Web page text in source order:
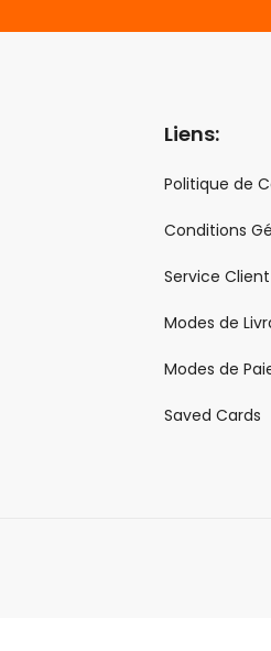
Liens:
Politique de
Conditions
Service Client
Modes de
Modes de
Saved Cards